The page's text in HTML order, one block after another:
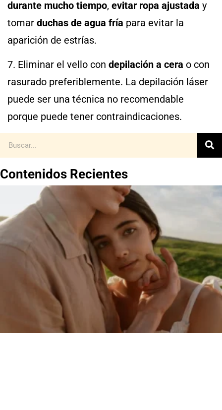
durante mucho tiempo, evitar ropa ajustada y
tomar duchas de agua fría para evitar la
aparición de estrías.
7. Eliminar el vello con depilación a cera o con
rasurado preferiblemente. La depilación láser
puede ser una técnica no recomendable
porque puede tener contraindicaciones.
Contenidos Recientes